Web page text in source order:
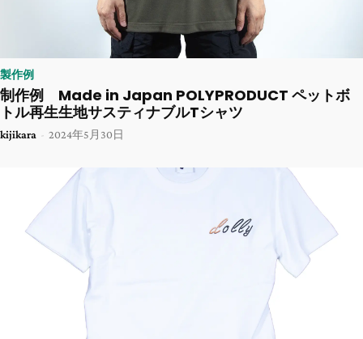
製作例
制作例 Made in Japan POLYPRODUCT ペットボ
トル再生生地サスティナブルTシャツ
kijikara - 2024年5月30日